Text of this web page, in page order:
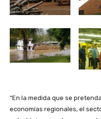
“En la medida que se
economías regionales, el